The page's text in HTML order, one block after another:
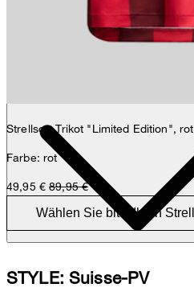
Strellson-Trikot "Limited Edition", rot
Farbe: rot
49,95 € 89,95 €
STYLE: Suisse-PV